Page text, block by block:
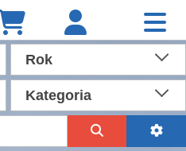
Rok
Kategoria